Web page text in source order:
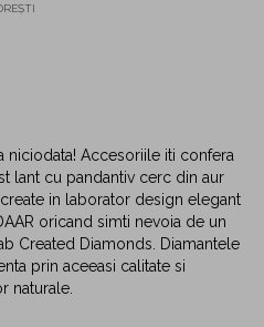
Accesoriile iti confera
lant cu pandantiv cerc din aur
in laborator design elegant
oricand simti nevoia de un
Created Diamonds. Diamantele
prin aceeasi calitate si
naturale.